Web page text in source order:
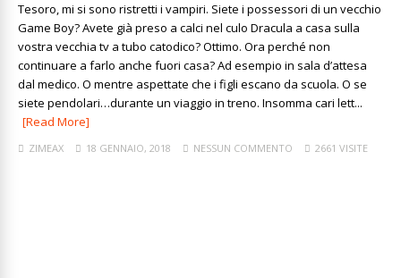
Tesoro, mi si sono ristretti i vampiri. Siete i possessori di un vecchio
Game Boy? Avete già preso a calci nel culo Dracula a casa sulla
vostra vecchia tv a tubo catodico? Ottimo. Ora perché non
continuare a farlo anche fuori casa? Ad esempio in sala d’attesa
dal medico. O mentre aspettate che i figli escano da scuola. O se
siete pendolari…durante un viaggio in treno. Insomma cari lett...
[Read More]
ZIMEAX 18 GENNAIO, 2018 NESSUN COMMENTO 2661 VISITE